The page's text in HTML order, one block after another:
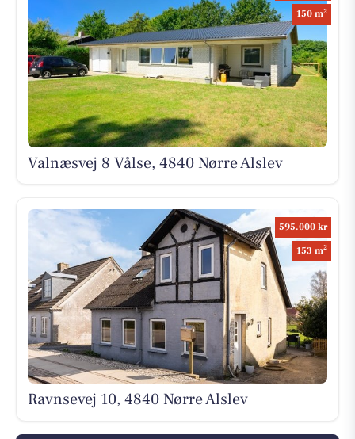
150 m2
Valnæsvej 8 Vålse, 4840 Nørre Alslev
595.000 kr
153 m2
Ravnsevej 10, 4840 Nørre Alslev